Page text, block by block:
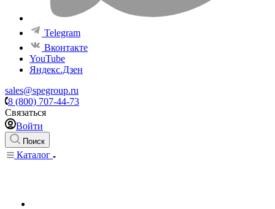
Telegram
Вконтакте
YouTube
Яндекс.Дзен
sales@spegroup.ru
8 (800) 707-44-73
Связаться
Войти
Поиск
Каталог